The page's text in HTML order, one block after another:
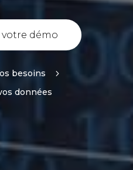
démo
besoins
5
données